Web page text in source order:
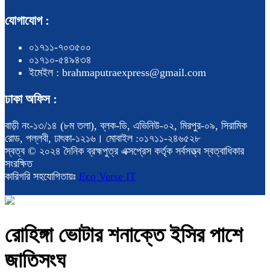
যোগাযোগ :
০১৭১১-৭০৩৫০০
০১৭১০-৫৪৯৪৩৪
ইমেইল : brahmaputraexpress@gmail.com
ঢাকা অফিস :
বাড়ী নং-১৩/১৪ (৮ম তলা), ব্লক-ডি, এভিনিউ-০২, মিরপুর-০৯, সিরামিক
রোড, পল্লবী, ঢাৎকা-১২১৬। মোবাইল :০১৭১১-২৪৬৫২৮
স্বত্ব © ২০২৪ দৈনিক ব্রহ্মপুত্র এক্সপ্রেস কর্তৃক সর্বসত্ত্ব স্বত্বাধিকার
সংরক্ষিত
কারিগরি সহযোগিতায়ঃ Eco Verse IT
রোহিঙ্গা ভোটার শনাক্তে ইসির পাশে
জাতিসংঘ